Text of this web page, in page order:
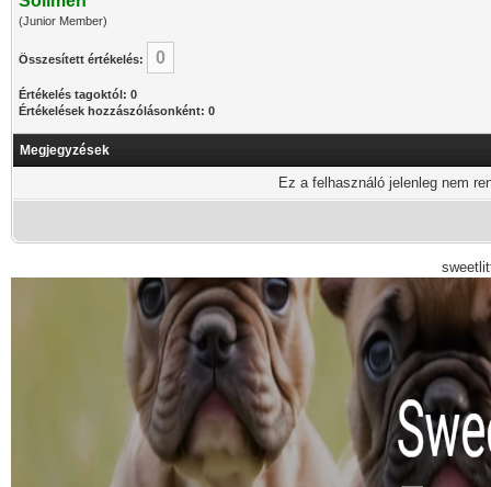
(Junior Member)
Összesített értékelés: 0
Értékelés tagoktól: 0
Értékelések hozzászólásonként: 0
Megjegyzések
Ez a felhasználó jelenleg nem